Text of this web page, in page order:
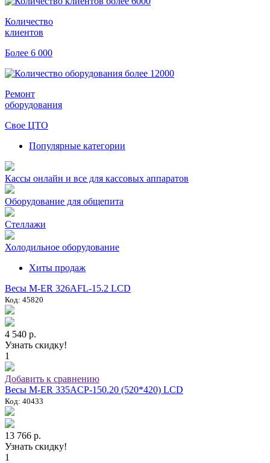
Количество
клиентов
Более 6 000
Ремонт
оборудования
Свое ЦТО
Популярные категории
Кассы онлайн и все для кассовых аппаратов
Оборудование для общепита
Стеллажи
Холодильное оборудование
Хиты продаж
Весы M-ER 326AFL-15.2 LCD
Код: 45820
4 540 р.
Узнать скидку!
1
Добавить к сравнению
Весы M-ER 335ACP-150.20 (520*420) LCD
Код: 40433
13 766 р.
Узнать скидку!
1